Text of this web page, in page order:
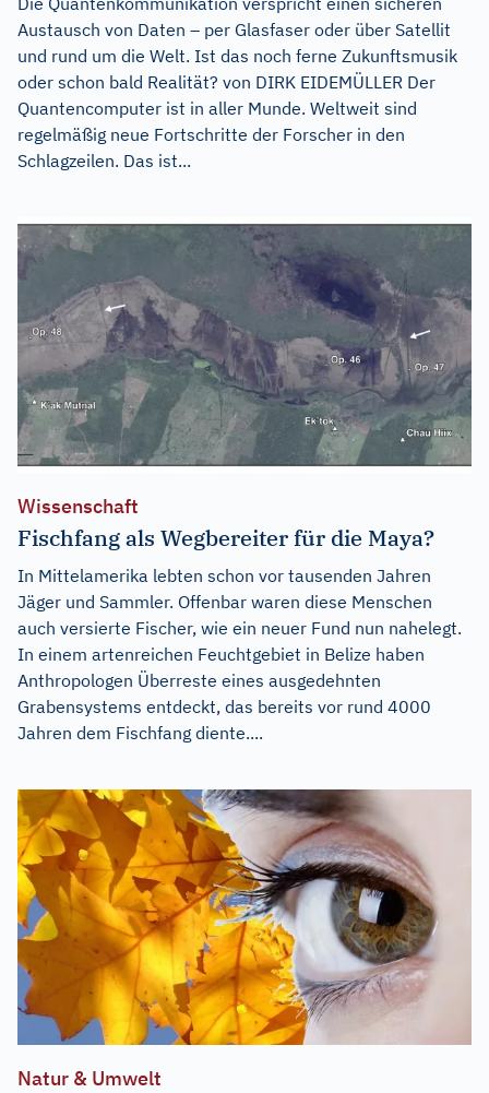
Austausch von Daten – per Glasfaser oder über Satellit
und rund um die Welt. Ist das noch ferne Zukunftsmusik
oder schon bald Realität? von DIRK EIDEMÜLLER Der
Quantencomputer ist in aller Munde. Weltweit sind
regelmäßig neue Fortschritte der Forscher in den
Schlagzeilen. Das ist...
Wissenschaft
Fischfang als Wegbereiter für die Maya?
In Mittelamerika lebten schon vor tausenden Jahren
Jäger und Sammler. Offenbar waren diese Menschen
auch versierte Fischer, wie ein neuer Fund nun nahelegt.
In einem artenreichen Feuchtgebiet in Belize haben
Anthropologen Überreste eines ausgedehnten
Grabensystems entdeckt, das bereits vor rund 4000
Jahren dem Fischfang diente....
Natur & Umwelt